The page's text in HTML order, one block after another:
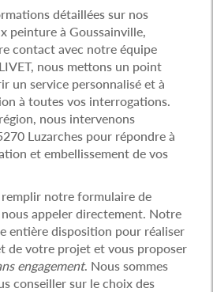
détaillées sur nos
peinture à Goussainville,
contact avec notre équipe
nous mettons un point
un service personnalisé et à
à toutes vos interrogations.
nous intervenons
Luzarches pour répondre à
et embellissement de vos
notre formulaire de
appeler directement. Notre
entière disposition pour réaliser
de votre projet et vous proposer
engagement. Nous sommes
conseiller sur le choix des